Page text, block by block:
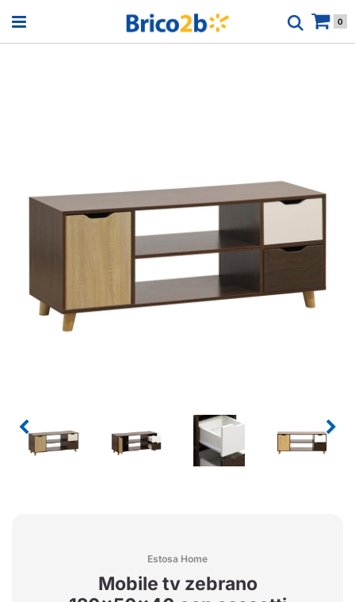
Open menu 0
Estosa Home
Mobile tv zebrano